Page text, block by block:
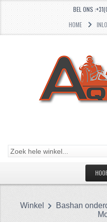
BEL ONS
HOME
Winkel Bashan